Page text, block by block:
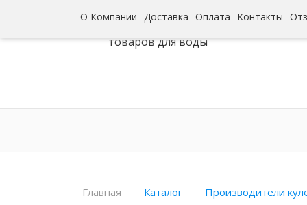
О Компании Доставка Оплата Контакты
Интернет-гипермаркет
товаров для воды
Главная Каталог Производители